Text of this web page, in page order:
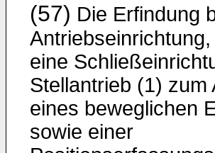
(57) Die Erfindung
eine
Stellantrieb (1) zum
eines beweglichen
sowie einer